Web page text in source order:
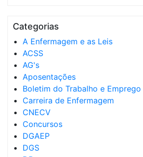
Categorias
A Enfermagem e as Leis
ACSS
AG's
Aposentações
Boletim do Trabalho e Emprego
Carreira de Enfermagem
CNECV
Concursos
DGAEP
DGS